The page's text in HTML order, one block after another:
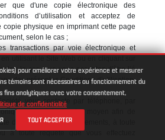
que d'une copie électronique des
d’utilisation et acceptez de
copie physique en imprimant cette page
selon le cas ;
transactions par voie électronique et
le cas, que vous acceptez d'être lié
des présentes Conditions d’utilisation;
vous contacte par téléphone, par
ou par tout autre moyen afin de
demande de renseignements, à toute
à toute requête que vous effectuez
pour améliorer votre expérience et mesurer
témoins sont nécessaires au fonctionnement du
fins analytiques avec votre consentement,
de confidentialité
TOUT ACCEPTER